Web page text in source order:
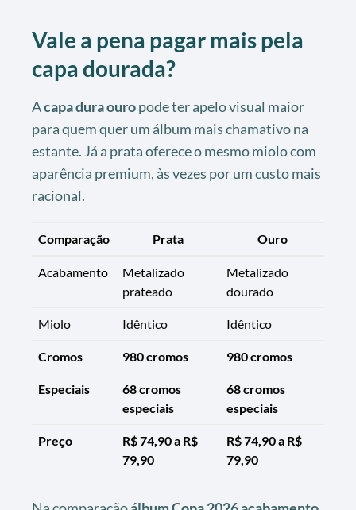
Vale a pena pagar mais pela
capa dourada?
Acapa dura ouropode ter apelo visual maior
para quem quer um álbum mais chamativo na
estante. Já a prata oferece o mesmo miolo com
aparência premium, às vezes por um custo mais
racional.
Comparação Prata Ouro
Acabamento
Metalizado
prateado
Metalizado
dourado
Miolo Idêntico Idêntico
Cromos 980 cromos 980 cromos
Especiais
68 cromos
especiais
68 cromos
especiais
Preço
R$ 74,90 a R$
79,90
R$ 74,90 a R$
79,90